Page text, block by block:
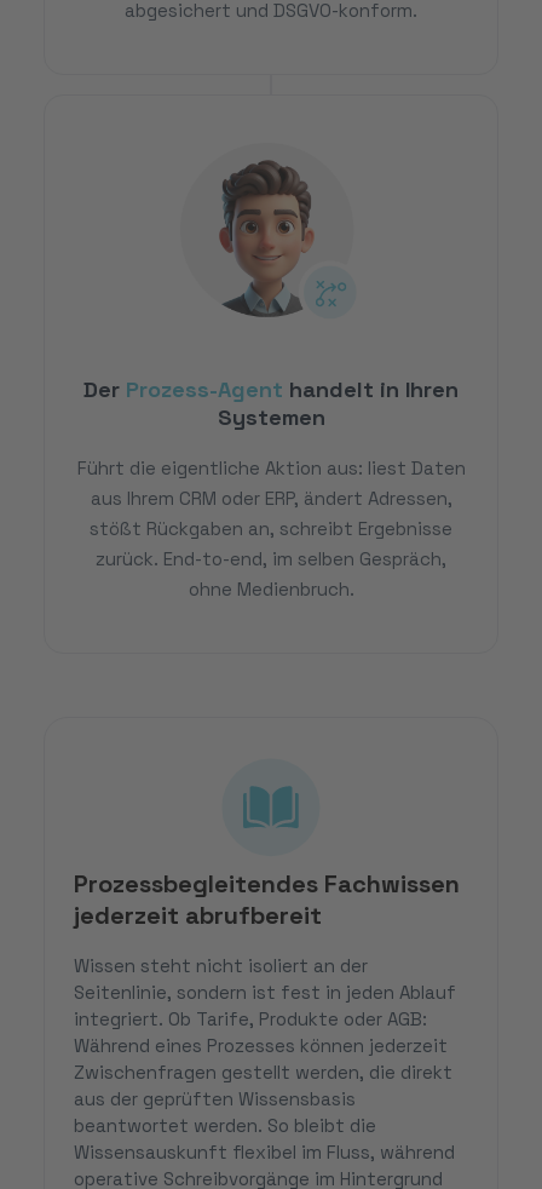
abgesichert und DSGVO-konform.
Der Prozess-Agent handelt in Ihren
Systemen
Führt die eigentliche Aktion aus: liest Daten
aus Ihrem CRM oder ERP, ändert Adressen,
stößt Rückgaben an, schreibt Ergebnisse
zurück. End-to-end, im selben Gespräch,
ohne Medienbruch.
Prozessbegleitendes Fachwissen
jederzeit abrufbereit
Wissen steht nicht isoliert an der
Seitenlinie, sondern ist fest in jeden Ablauf
integriert. Ob Tarife, Produkte oder AGB:
Während eines Prozesses können jederzeit
Zwischenfragen gestellt werden, die direkt
aus der geprüften Wissensbasis
beantwortet werden. So bleibt die
Wissensauskunft flexibel im Fluss, während
operative Schreibvorgänge im Hintergrund